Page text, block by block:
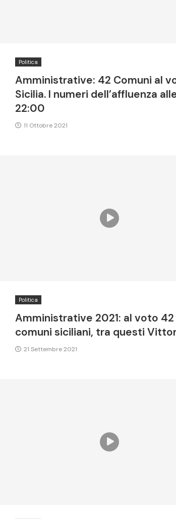
Politica
Amministrative: 42 Comuni al
Sicilia. I numeri dell’affluenza
22:00
11 Ottobre 2021
Politica
Amministrative 2021: al voto 42
comuni siciliani, tra questi
21 Settembre 2021